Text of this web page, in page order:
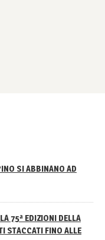
SI ABBINANO AD
75ª EDIZIONI DELLA
STACCATI FINO ALLE